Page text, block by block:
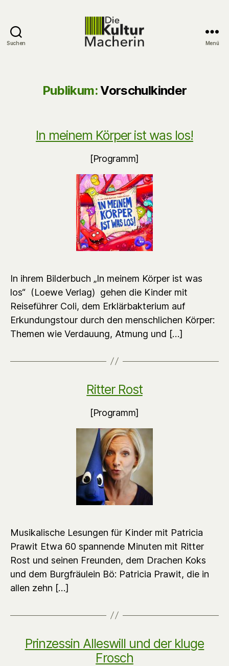
Suchen Menü
Publikum:Vorschulkinder
In meinem Körper ist was los!
[Programm]
In ihrem Bilderbuch „In meinem Körper ist was
los“ (Loewe Verlag) gehen die Kinder mit
Reiseführer Coli, dem Erklärbakterium auf
Erkundungstour durch den menschlichen Körper:
Themen wie Verdauung, Atmung und […]
Ritter Rost
[Programm]
Musikalische Lesungen für Kinder mit Patricia
Prawit Etwa 60 spannende Minuten mit Ritter
Rost und seinen Freunden, dem Drachen Koks
und dem Burgfräulein Bö: Patricia Prawit, die in
allen zehn […]
Prinzessin Alleswill und der kluge
Frosch